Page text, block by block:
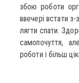
збою роботи
ввечері встати
лягти спати.
самопочуття,
роботи і більш